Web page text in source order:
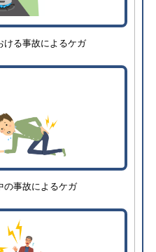
ける事故によるケガ
の事故によるケガ